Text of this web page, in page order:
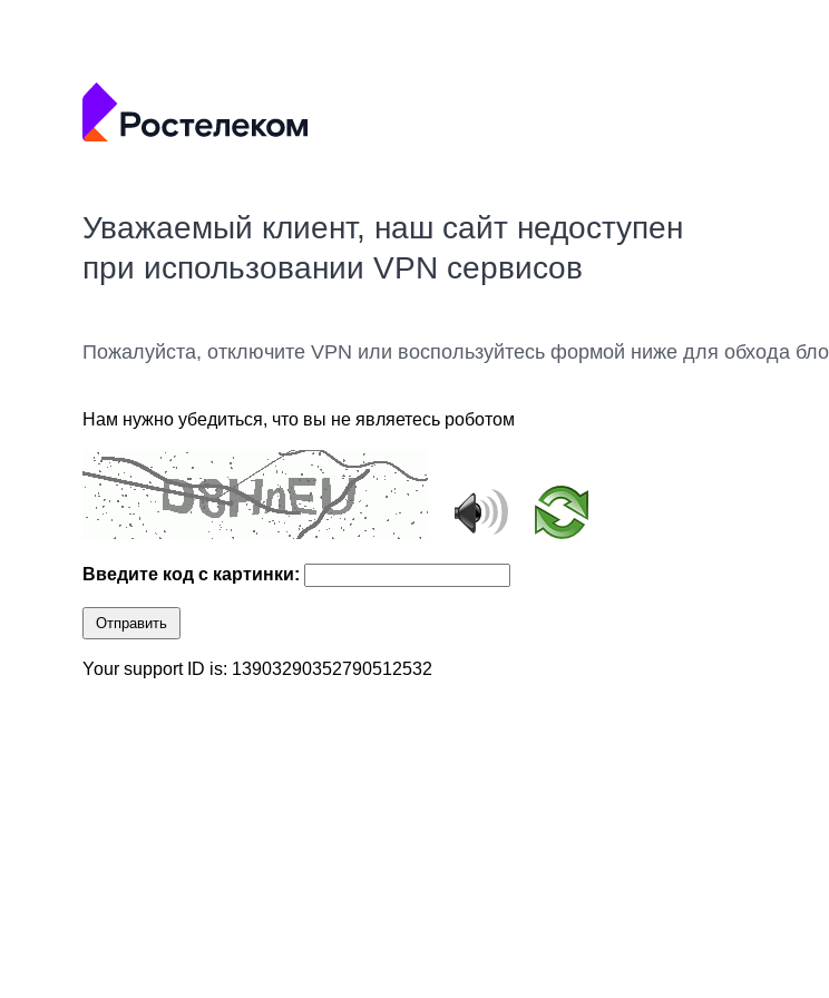
Уважаемый клиент, наш сайт недоступен
при использовании VPN сервисов
Пожалуйста, отключите VPN или воспользуйтесь формой ниже для обхода
Нам нужно убедиться, что вы не являетесь роботом
Введите код с картинки:
Отправить
Your support ID is: 13903290352790512532